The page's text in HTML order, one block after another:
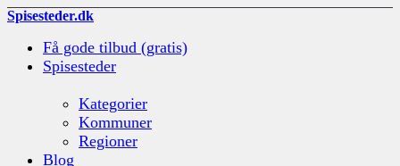
Spisesteder.dk
Få gode tilbud (gratis)
Spisesteder
Kategorier
Kommuner
Regioner
Blog